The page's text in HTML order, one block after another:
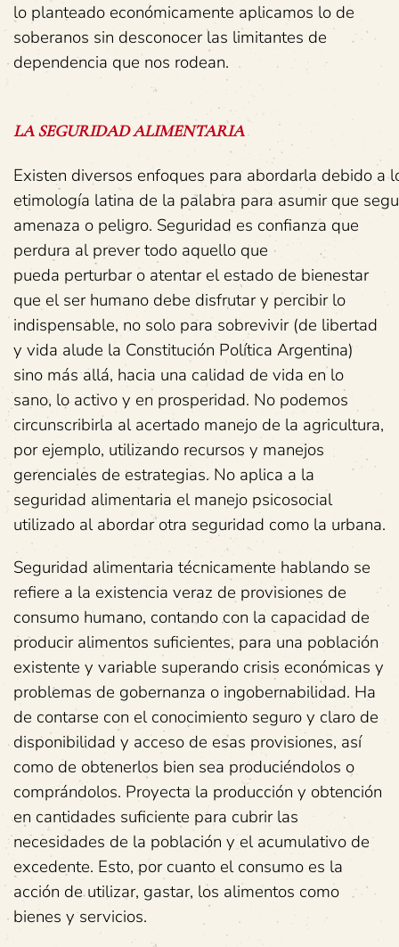
lo planteado económicamente aplicamos lo de
soberanos sin desconocer las limitantes de
dependencia que nos rodean.
LA SEGURIDADALIMENTARIA
Existen diversos enfoques para abordarla debido a
etimología latina de la palabra para asumir que
amenaza o peligro. Seguridad es confianza que
perdura al prever todo aquello que
pueda perturbar o atentar el estado de bienestar
que el ser humano debe disfrutar y percibir lo
indispensable, no solo para sobrevivir (de libertad
y vida alude la Constitución Política Argentina)
sino más allá, hacia una calidad de vida en lo
sano, lo activo y en prosperidad. No podemos
circunscribirla al acertado manejo de la agricultura,
por ejemplo, utilizando recursos y manejos
gerenciales de estrategias. No aplica a la
seguridad alimentaria el manejo psicosocial
utilizado al abordar otra seguridad como la urbana.
Seguridad alimentaria técnicamente hablando se
refiere a la existencia veraz de provisiones de
consumo humano, contando con la capacidad de
producir alimentos suficientes, para una población
existente y variable superando crisis económicas y
problemas de gobernanza o ingobernabilidad. Ha
de contarse con el conocimiento seguro y claro de
disponibilidad y acceso de esas provisiones, así
como de obtenerlos bien sea produciéndolos o
comprándolos. Proyecta la producción y obtención
en cantidades suficiente para cubrir las
necesidades de la población y el acumulativo de
excedente. Esto, por cuanto el consumo es la
acción de utilizar, gastar, los alimentos como
bienes y servicios.